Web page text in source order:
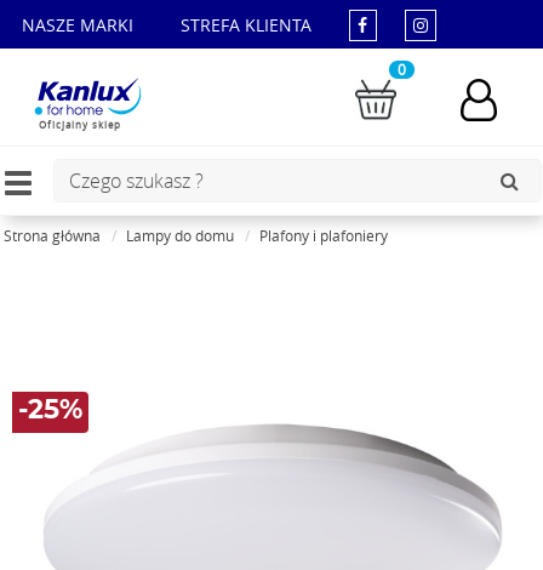
NASZE MARKI STREFA KLIENTA
Oficjalny sklep
0
Toggle
Strona główna Lampy do domu Plafony i plafoniery
-25%